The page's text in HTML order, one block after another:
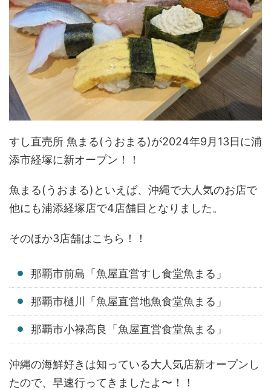
すし直売所 魚まる(うおまる)が2024年9月13日に浦
添市経塚に新オープン！！
魚まる(うおまる)といえば、沖縄で大人気のお店で
他にも浦添経塚店で4店舗目となりました。
そのほか3店舗はこちら！！
那覇市前島「魚屋直営すし食堂魚まる」
那覇市樋川「魚屋直営地魚食堂魚まる」
那覇市小禄高良「魚屋直営食堂魚まる」
沖縄の海鮮好きは知っている大人気店新オープンし
たので、早速行ってきましたよ〜！！